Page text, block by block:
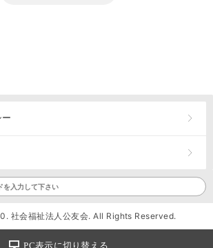
社会福祉法人公友会. All Rights Reserved.
PC表示に切り替える